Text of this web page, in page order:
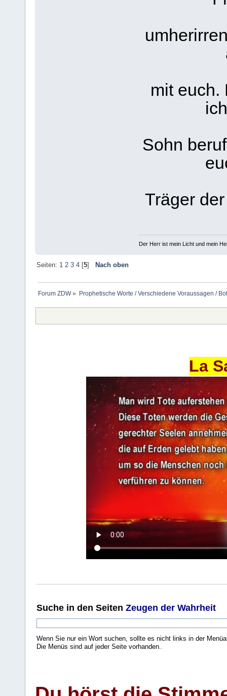
mit euch.
Sohn
Träger
Der Herr ist mein Licht und mein
Seiten: 1 2 3 4[5] Nach oben
Forum ZDW» Prophetische Worte / Verschiedene Voraussagen /
La
Suche in den Seiten Zeugen der Wahrheit
Wenn Sie nur ein Wort suchen, sollte es nicht links in der
Die Menüs sind auf jeder Seite vorhanden.